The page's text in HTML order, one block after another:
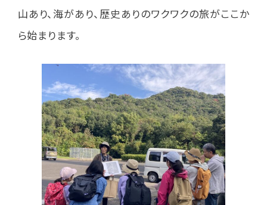
山あり、海があり、歴史ありのワクワクの旅がここか
ら始まります。